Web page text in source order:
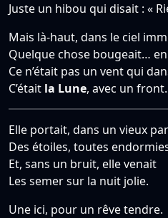
Juste un hibou qui disait : «
Mais là-haut, dans le ciel
Quelque chose bougeait…
Ce n’était pas un vent qui
C’était la Lune, avec un front.
Elle portait, dans un vieux
Des étoiles, toutes
Et, sans un bruit, elle venait
Les semer sur la nuit jolie.
Une ici, pour un rêve tendre.